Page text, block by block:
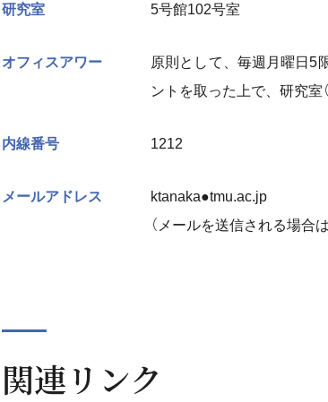
研究室 5号館102号室
オフィスアワー
原則として、毎週月曜日5
ントを取った上で、研究室
内線番号 1212
メールアドレス
ktanaka●tmu.ac.jp
（メールを送信される場合
関連リンク